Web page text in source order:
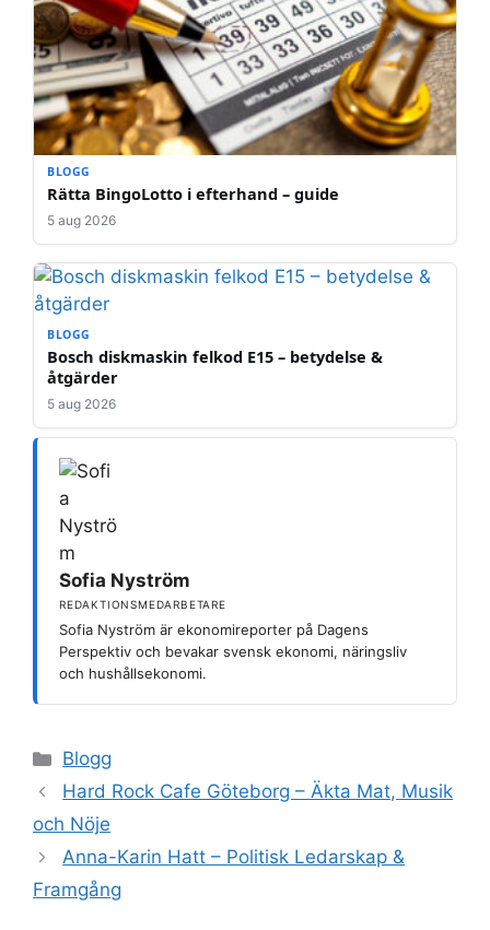
BLOGG
Rätta BingoLotto i efterhand – guide
5 aug 2026
BLOGG
Bosch diskmaskin felkod E15 – betydelse &
åtgärder
5 aug 2026
Sofia Nyström
REDAKTIONSMEDARBETARE
Sofia Nyström är ekonomireporter på Dagens
Perspektiv och bevakar svensk ekonomi, näringsliv
och hushållsekonomi.
Kategorier
Blogg
Hard Rock Cafe Göteborg – Äkta Mat, Musik
och Nöje
Anna-Karin Hatt – Politisk Ledarskap &
Framgång